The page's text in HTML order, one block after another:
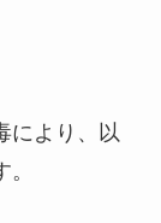
により、以